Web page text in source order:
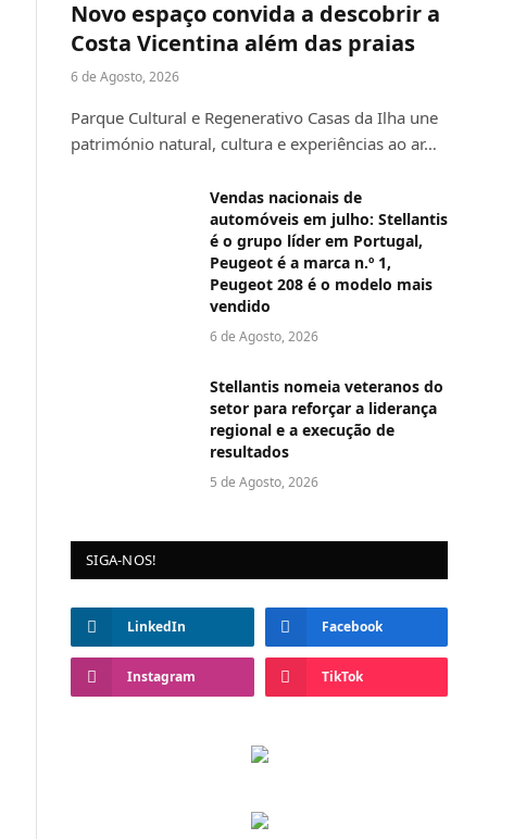
Novo espaço convida a descobrir a
Costa Vicentina além das praias
6 de Agosto, 2026
Parque Cultural e Regenerativo Casas da Ilha une
património natural, cultura e experiências ao ar…
Vendas nacionais de
automóveis em julho: Stellantis
é o grupo líder em Portugal,
Peugeot é a marca n.º 1,
Peugeot 208 é o modelo mais
vendido
6 de Agosto, 2026
Stellantis nomeia veteranos do
setor para reforçar a liderança
regional e a execução de
resultados
5 de Agosto, 2026
SIGA-NOS!
LinkedIn Facebook
Instagram TikTok